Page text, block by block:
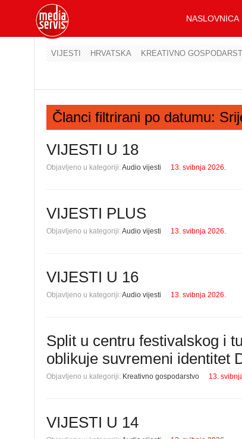
NASLOVNICA
VIJESTI HRVATSKA KREATIVNO
Članci filtrirani po datumu:
VIJESTI U 18
Objavljeno u kategoriji:Audio vijesti 13. svibnja 2026.
VIJESTI PLUS
Objavljeno u kategoriji:Audio vijesti 13. svibnja 2026.
VIJESTI U 16
Objavljeno u kategoriji:Audio vijesti 13. svibnja 2026.
Split u centru festivalskog i
oblikuje suvremeni identitet
Objavljeno u kategoriji: Kreativno gospodarstvo 13.
VIJESTI U 14